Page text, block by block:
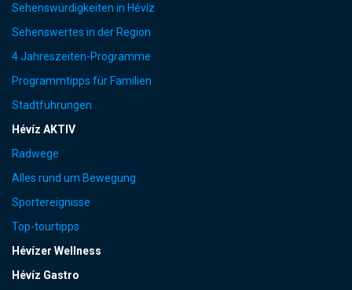
Sehenswürdigkeiten in Hévíz
Sehenswertes in der Region
4 Jahreszeiten-Programme
Programmtipps für Familien
Stadtführungen
Hévíz AKTIV
Radwege
Alles rund um Bewegung
Sportereignisse
Top-tourtipps
Hévízer Wellness
Hévíz Gastro